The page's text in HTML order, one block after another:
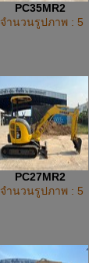
PC35MR2
จำนวนรูปภาพ : 5
PC27MR2
จำนวนรูปภาพ : 5